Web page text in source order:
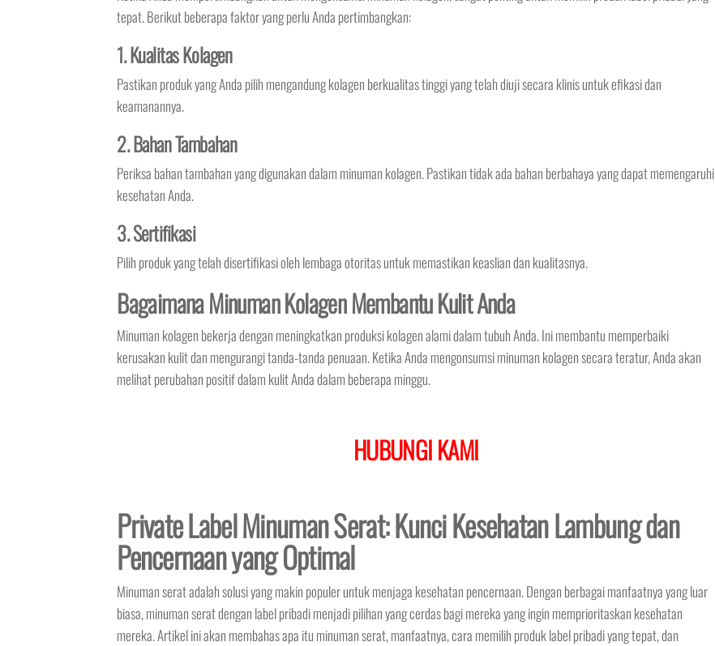
tepat. Berikut beberapa faktor yang perlu Anda pertimbangkan:
1. Kualitas Kolagen
Pastikan produk yang Anda pilih mengandung kolagen berkualitas tinggi yang telah diuji secara klinis untuk efikasi dan
keamanannya.
2. Bahan Tambahan
Periksa bahan tambahan yang digunakan dalam minuman kolagen. Pastikan tidak ada bahan berbahaya yang dapat memengaruhi
kesehatan Anda.
3. Sertifikasi
Pilih produk yang telah disertifikasi oleh lembaga otoritas untuk memastikan keaslian dan kualitasnya.
Bagaimana Minuman Kolagen Membantu Kulit Anda
Minuman kolagen bekerja dengan meningkatkan produksi kolagen alami dalam tubuh Anda. Ini membantu memperbaiki
kerusakan kulit dan mengurangi tanda-tanda penuaan. Ketika Anda mengonsumsi minuman kolagen secara teratur, Anda akan
melihat perubahan positif dalam kulit Anda dalam beberapa minggu.
HUBUNGI KAMI
Private Label Minuman Serat: Kunci Kesehatan Lambung dan
Pencernaan yang Optimal
Minuman serat adalah solusi yang makin populer untuk menjaga kesehatan pencernaan. Dengan berbagai manfaatnya yang luar
biasa, minuman serat dengan label pribadi menjadi pilihan yang cerdas bagi mereka yang ingin memprioritaskan kesehatan
mereka. Artikel ini akan membahas apa itu minuman serat, manfaatnya, cara memilih produk label pribadi yang tepat, dan